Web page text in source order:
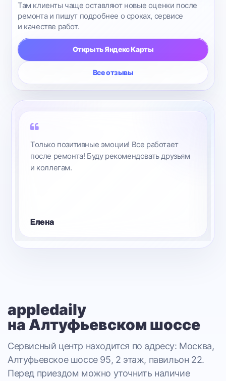
Там клиенты чаще оставляют новые оценки после
ремонта и пишут подробнее о сроках, сервисе
и качестве работ.
Открыть Яндекс Карты
Все отзывы
Только позитивные эмоции! Все работает
после ремонта! Буду рекомендовать друзьям
и коллегам.
Елена
appledaily
на Алтуфьевском шоссе
Сервисный центр находится по адресу: Москва,
Алтуфьевское шоссе 95, 2 этаж, павильон 22.
Перед приездом можно уточнить наличие